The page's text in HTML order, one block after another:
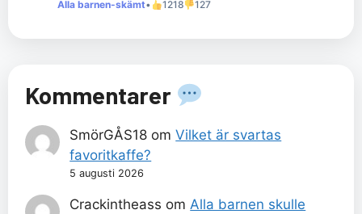
Alla barnen-skämt• 1218 127
Kommentarer
SmörGÅS18 omVilket är svartas
favoritkaffe?
5 augusti 2026
Crackintheass om Alla barnen skulle